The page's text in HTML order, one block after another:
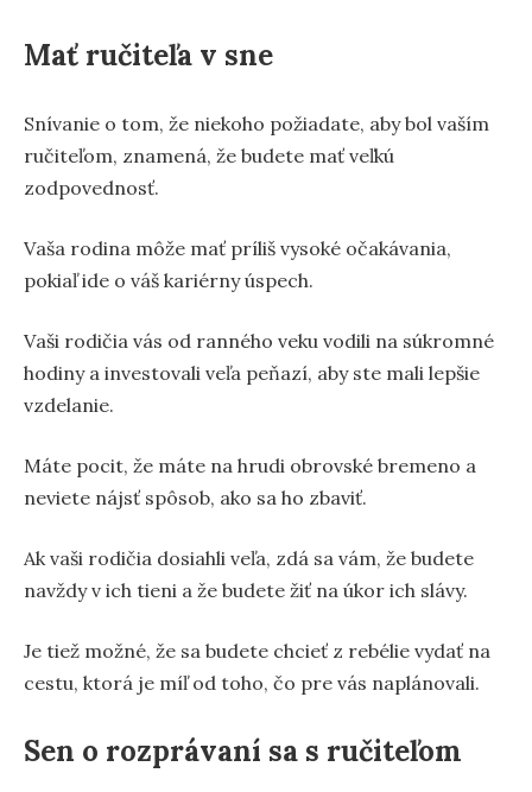
Mať ručiteľa v sne
Snívanie o tom, že niekoho požiadate, aby bol vaším
ručiteľom, znamená, že budete mať veľkú
zodpovednosť.
Vaša rodina môže mať príliš vysoké očakávania,
pokiaľ ide o váš kariérny úspech.
Vaši rodičia vás od ranného veku vodili na súkromné
hodiny a investovali veľa peňazí, aby ste mali lepšie
vzdelanie.
Máte pocit, že máte na hrudi obrovské bremeno a
neviete nájsť spôsob, ako sa ho zbaviť.
Ak vaši rodičia dosiahli veľa, zdá sa vám, že budete
navždy v ich tieni a že budete žiť na úkor ich slávy.
Je tiež možné, že sa budete chcieť z rebélie vydať na
cestu, ktorá je míľ od toho, čo pre vás naplánovali.
Sen o rozprávaní sa s ručiteľom